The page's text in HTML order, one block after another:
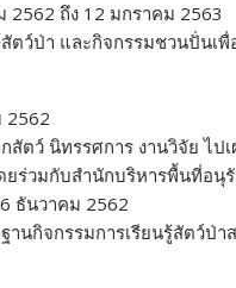
ถึง 12 มกราคม 2563
ป่า และกิจกรรมชวนปั่นเพื่
2562
ตว์ นิทรรศการ งานวิจัย ไ
ยร่วมกับสำนักบริหารพื้นที่อ
ธันวาคม 2562
กิจกรรมการเรียนรู้สัตว์ป่า